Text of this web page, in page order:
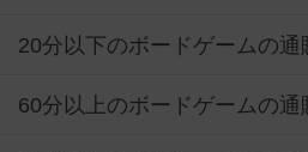
20分以下のボードゲームの通
60分以上のボードゲームの通